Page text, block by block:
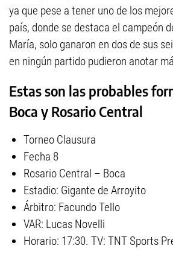
ya que pese a tener uno de los
país, donde se destaca el campeón
María, solo ganaron en dos de sus
en ningún partido pudieron anotar
Estas son las probables
Boca y Rosario Central
Torneo Clausura
Fecha 8
Rosario Central – Boca
Estadio: Gigante de Arroyito
Árbitro: Facundo Tello
VAR: Lucas Novelli
Horario: 17:30. TV: TNT Sports